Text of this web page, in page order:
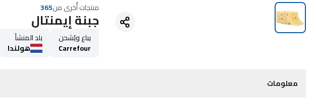
منتجات أُخرى من365
جبنة إيمنتال
يباع ويُشحن
Carrefour
بلد المنشأ
هولندا
معلومات